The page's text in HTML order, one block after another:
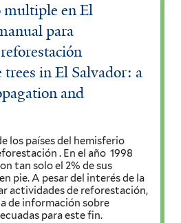
multiple en El
para
in El Salvador: a
and
los países del hemisferio
. En el año 1998
tan solo el 2% de sus
pie. A pesar del interés de la
actividades de reforestación,
de información sobre
para este fin.